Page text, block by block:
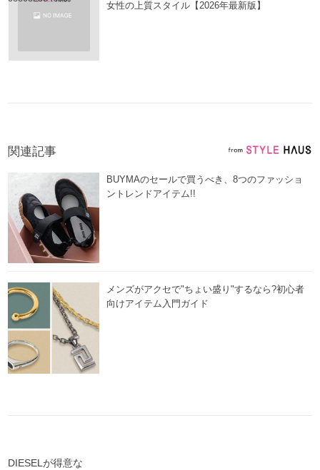
女性の上質スタイル【2026年最新版】
関連記事
BUYMAのセールで買うべき、8つのファッショ
ントレンドアイテム!!
メンズがアクセで"ちょい盛り"するなら?初心者
向けアイテム入門ガイド
DIESELが得意な